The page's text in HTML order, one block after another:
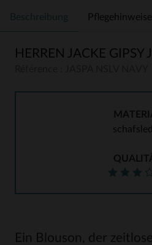
Beschreibung Pflegehinweise
HERREN JACKE GIPSY
Ein Blouson, der